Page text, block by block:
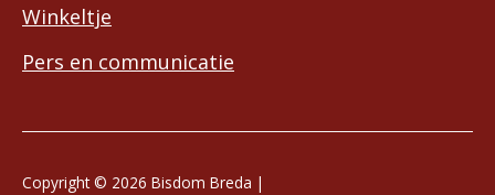
Winkeltje
Pers en communicatie
Copyright © 2026 Bisdom Breda |